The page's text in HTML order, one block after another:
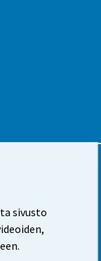
sivusto